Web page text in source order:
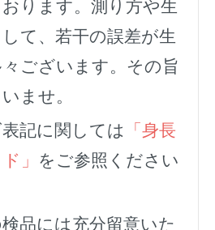
ります。測り方や生
て、若干の誤差が生
ございます。その旨
ませ。
記に関しては
「身長
」 をご参照ください
品には充分留意いた